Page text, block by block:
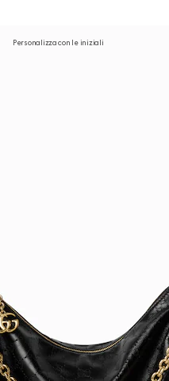
Personalizza con le iniziali